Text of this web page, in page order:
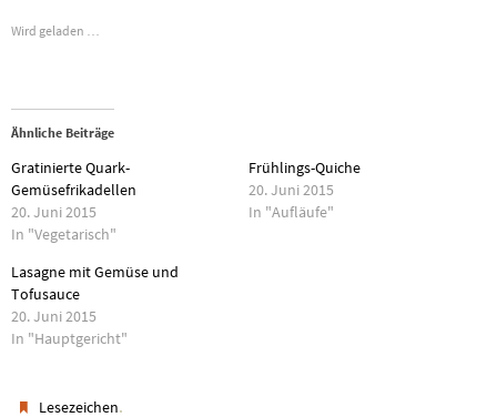
Wird geladen …
Ähnliche Beiträge
Gratinierte Quark-
Gemüsefrikadellen
20. Juni 2015
In "Vegetarisch"
Frühlings-Quiche
20. Juni 2015
In "Aufläufe"
Lasagne mit Gemüse und
Tofusauce
20. Juni 2015
In "Hauptgericht"
Lesezeichen.